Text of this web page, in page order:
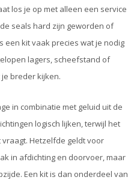
los je op met alleen een service
seals hard zijn geworden of
een kit vaak precies wat je nodig
lagers, scheefstand of
breder kijken.
in combinatie met geluid uit de
logisch lijken, terwijl het
Hetzelfde geldt voor
in afdichting en doorvoer, maar
Een kit is dan onderdeel van